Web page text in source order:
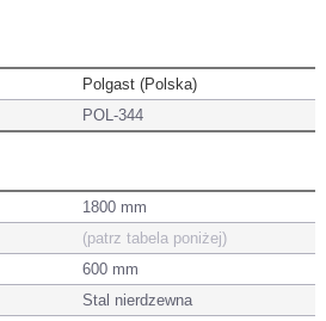
Polgast (Polska)
POL-344
1800 mm
(patrz tabela poniżej)
600 mm
Stal nierdzewna